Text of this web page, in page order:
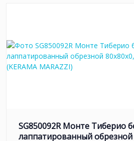
SG850092R Монте Тиберио
лаппатированный обрезной